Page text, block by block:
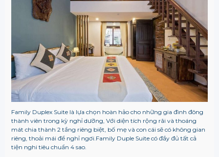
Family Duplex Suite là lựa chọn hoàn hảo cho những gia đình đông
thành viên trong kỳ nghỉ dưỡng, Với diện tích rộng rãi và thoáng
mát chia thành 2 tầng riêng biệt, bố mẹ và con cái sẽ có không gian
riêng, thoải mái để nghỉ ngơi.Family Duple Suite có đầy đủ tất cả
tiện nghi tiêu chuẩn 4 sao.